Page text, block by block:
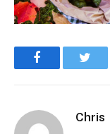
Facebook
Chris